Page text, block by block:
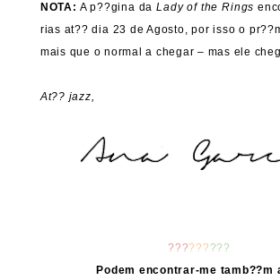
NOTA: A p??gina daLady of the Rings
rias at?? dia 23 de Agosto, por isso o
mais que o normal a chegar – mas ele
At?? jazz,
?????? ???
Podem encontrar-me tamb??m